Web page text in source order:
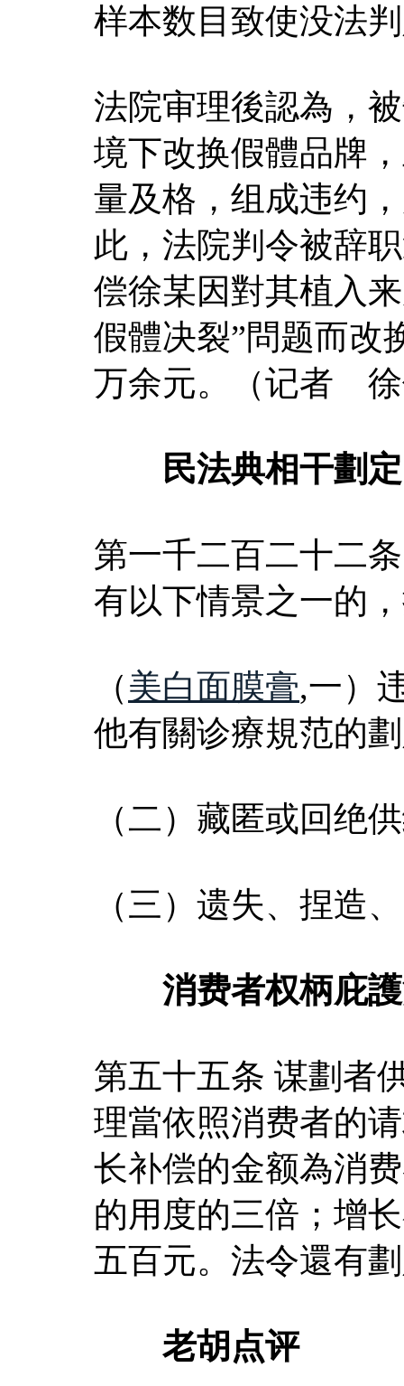
样本数目致使没法
法院审理後認為，
境下改换假體品牌
量及格，组成违约
此，法院判令被辞
偿徐某因對其植入
假體决裂”問题而改
万余元。（记者 徐
民法典相干劃定
第一千二百二十二
有以下情景之一的
（美白面膜膏,一）
他有關诊療規范的
（二）藏匿或回绝
（三）遗失、捏造
消费者权柄庇護
第五十五条 谋劃者
理當依照消费者的
长补偿的金额為消
的用度的三倍；增
五百元。法令還有
老胡点评